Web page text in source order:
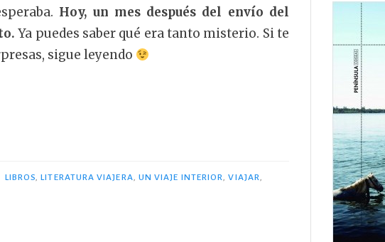
Hoy, un mes después del envío del
Ya puedes saber qué era tanto misterio. Si te
sigue leyendo
LIBROS,LITERATURA VIAJERA, UN VIAJE INTERIOR,VIAJAR,